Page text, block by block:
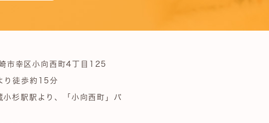
市幸区小向西町4丁目125
り徒歩約15分
杉駅駅より、「小向西町」バ